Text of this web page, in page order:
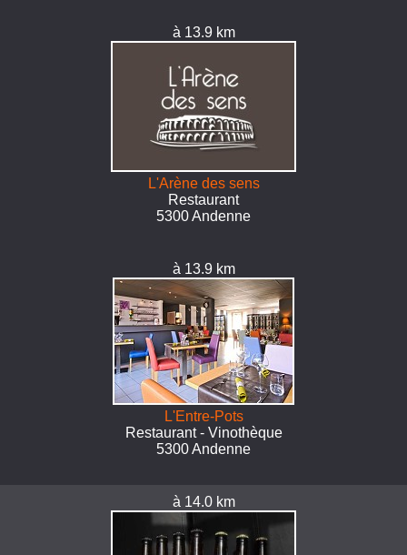
à 13.9 km
L'Arène des sens
Restaurant
5300 Andenne
à 13.9 km
L'Entre-Pots
Restaurant - Vinothèque
5300 Andenne
à 14.0 km